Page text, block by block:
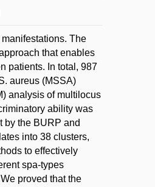
The
that enables
patients. In total, 987
aureus (MSSA)
analysis of multilocus
ability was
by the BURP and
into 38 clusters,
to effectively
spa-types
proved that the